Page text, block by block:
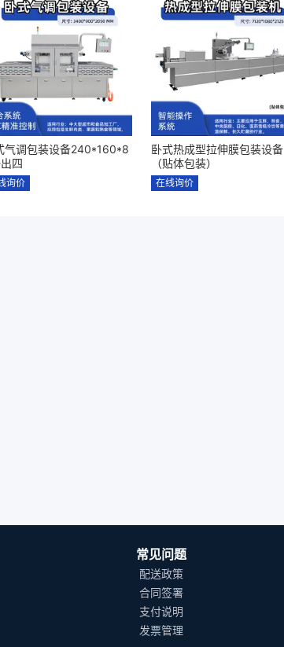
气调包装设备240*160*8
四
询价
卧式热成型拉伸膜包装设备
（贴体包装）
在线询价
常见问题
配送政策
合同签署
支付说明
发票管理